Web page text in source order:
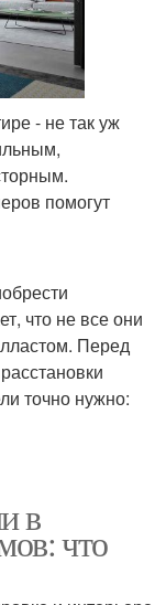
- не так уж
помогут
что не все они
Перед
точно нужно:
в
что